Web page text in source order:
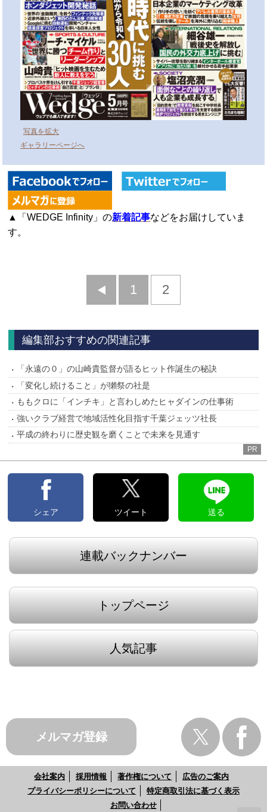
写真を拡大
ギャラリーページへ
▲「WEDGE Infinity」の新着記事などをお届けしていま
す。
前
1 2
編集部おすすめの関連記事
「永遠の０」の山崎貴監督が語るヒット作誕生の秘訣
「変化し続けること」が獺祭の社是
ももクロに「インチキ」と言わしめたヒャダインの仕事術
強いクラブ経営で地域活性化目指す千葉ジェッツ社長
平成の終わりに歴史観を磨くことで未来を見通す
PR
シェア ツイート 送る
連載バックナンバー
トップページ
人気記事
メルマガ登録
会社案内 採用情報 著作権について
広告のご案内
プライバシーポリシーについて
特定商取引法に基づく表示
お問い合わせ